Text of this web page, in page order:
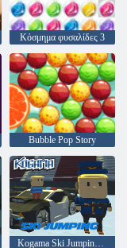
Κόσμημα φυσαλίδες 3
Bubble Pop Story
Kogama Ski Jumping !!